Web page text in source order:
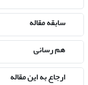
سابقه مقاله
هم رسانی
ارجاع به این مقاله